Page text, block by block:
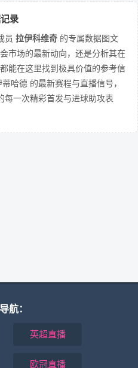
录
员 拉伊科维奇 的专属数据图文
市场的最新动向，还是分析其在
能在这里找到极具价值的参考信
哈德 的最新赛程与直播信号，
每一次精彩首发与进球助攻表
航：
英超直播
欧冠直播